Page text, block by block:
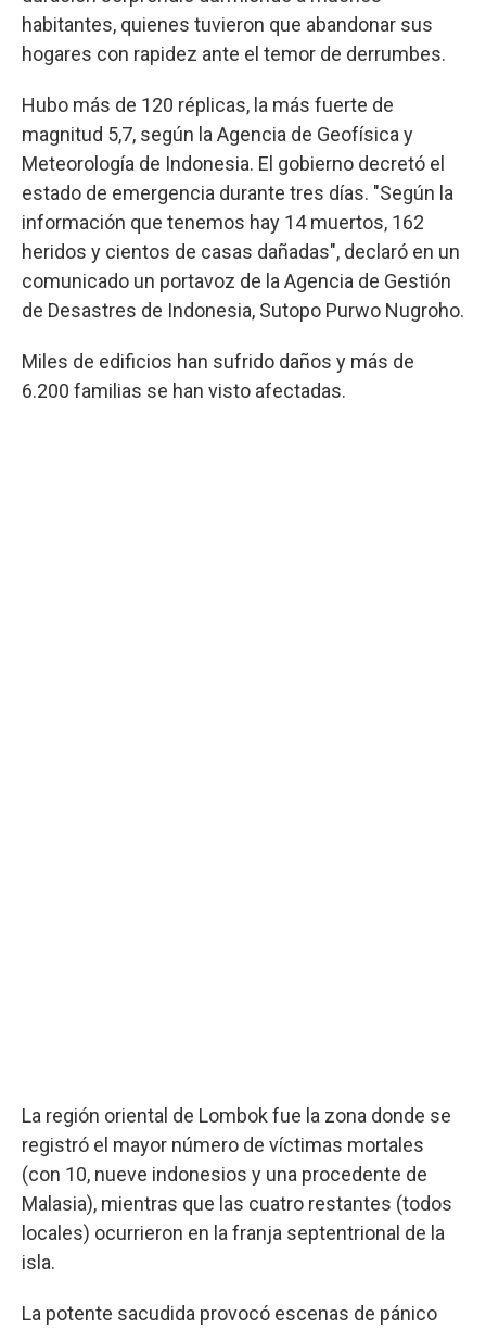
habitantes, quienes tuvieron que abandonar sus
hogares con rapidez ante el temor de derrumbes.
Hubo más de 120 réplicas, la más fuerte de
magnitud 5,7, según la Agencia de Geofísica y
Meteorología de Indonesia. El gobierno decretó el
estado de emergencia durante tres días. "Según la
información que tenemos hay 14 muertos, 162
heridos y cientos de casas dañadas", declaró en un
comunicado un portavoz de la Agencia de Gestión
de Desastres de Indonesia, Sutopo Purwo Nugroho.
Miles de edificios han sufrido daños y más de
6.200 familias se han visto afectadas.
La región oriental de Lombok fue la zona donde se
registró el mayor número de víctimas mortales
(con 10, nueve indonesios y una procedente de
Malasia), mientras que las cuatro restantes (todos
locales) ocurrieron en la franja septentrional de la
isla.
La potente sacudida provocó escenas de pánico